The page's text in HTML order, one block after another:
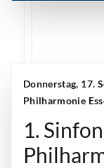
Donnerstag, 17.
Philharmonie
1.